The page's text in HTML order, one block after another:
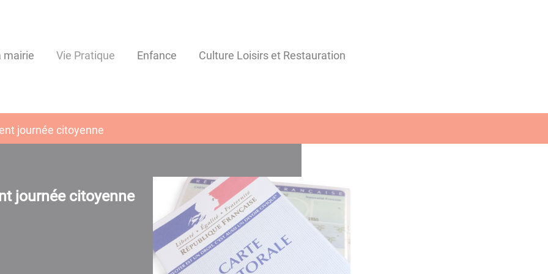
mairie Vie Pratique Enfance Culture Loisirs et Restauration
journée citoyenne
journée citoyenne